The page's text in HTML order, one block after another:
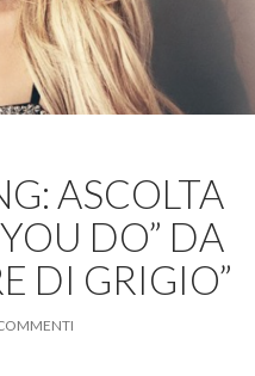
ASCOLTA
DO” DA
DI GRIGIO”